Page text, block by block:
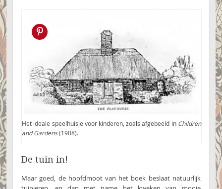
Pin this!
Het ideale speelhuisje voor kinderen, zoals afgebeeld in Children
and Gardens(1908).
De tuin in!
Maar goed, de hoofdmoot van het boek beslaat natuurlijk